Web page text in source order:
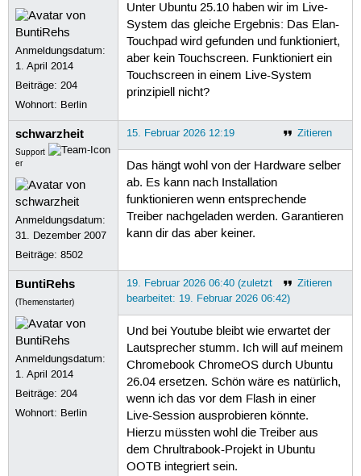
Anmeldungsdatum:
1. April 2014
Beiträge:204
Wohnort: Berlin
Unter Ubuntu 25.10 haben wir im Live-
System das gleiche Ergebnis: Das Elan-
Touchpad wird gefunden und funktioniert,
aber kein Touchscreen. Funktioniert ein
Touchscreen in einem Live-System
prinzipiell nicht?
schwarzheit
Support
er
Anmeldungsdatum:
31. Dezember 2007
Beiträge:8502
Zitieren
15. Februar 2026 12:19
Das hängt wohl von der Hardware selber
ab. Es kann nach Installation
funktionieren wenn entsprechende
Treiber nachgeladen werden. Garantieren
kann dir das aber keiner.
BuntiRehs
(Themenstarter)
Anmeldungsdatum:
1. April 2014
Beiträge:204
Wohnort: Berlin
Zitieren
19. Februar 2026 06:40 (zuletzt
bearbeitet: 19. Februar 2026 06:42)
Und bei Youtube bleibt wie erwartet der
Lautsprecher stumm. Ich will auf meinem
Chromebook ChromeOS durch Ubuntu
26.04 ersetzen. Schön wäre es natürlich,
wenn ich das vor dem Flash in einer
Live-Session ausprobieren könnte.
Hierzu müssten wohl die Treiber aus
dem Chrultrabook-Projekt in Ubuntu
OOTB integriert sein.